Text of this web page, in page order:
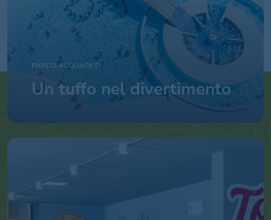
PARCO ACQUATICO
Un tuffo nel divertimento